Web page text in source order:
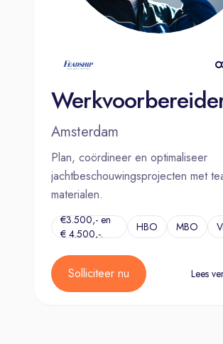
Amsterdam
Plan, coördineer en optimaliseer
jachtbeschouwingsprojecten met
materialen.
€3.500,- en
€ 4.500,-.
HBO MBO
Solliciteer nu Lees